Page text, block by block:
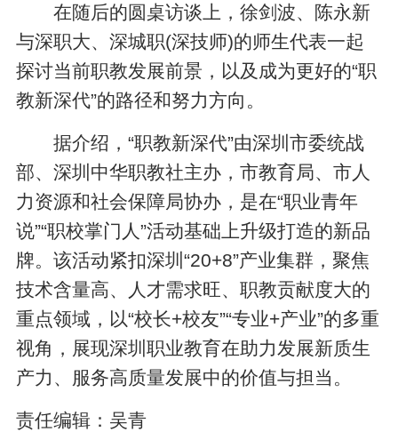
在随后的圆桌访谈上，徐剑波、陈永新
与深职大、深城职(深技师)的师生代表一起
探讨当前职教发展前景，以及成为更好的“职
教新深代”的路径和努力方向。
据介绍，“职教新深代”由深圳市委统战
部、深圳中华职教社主办，市教育局、市人
力资源和社会保障局协办，是在“职业青年
说”“职校掌门人”活动基础上升级打造的新品
牌。该活动紧扣深圳“20+8”产业集群，聚焦
技术含量高、人才需求旺、职教贡献度大的
重点领域，以“校长+校友”“专业+产业”的多重
视角，展现深圳职业教育在助力发展新质生
产力、服务高质量发展中的价值与担当。
责任编辑： 吴青